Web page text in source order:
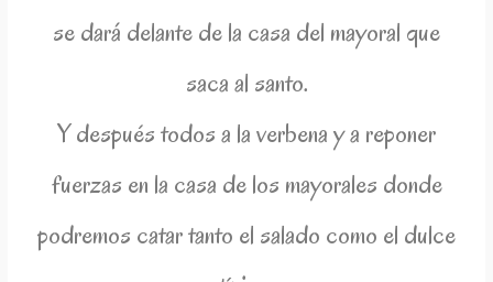
se dará delante de la casa del mayoral que
saca al santo.
Y después todos a la verbena y a reponer
fuerzas en la casa de los mayorales donde
podremos catar tanto el salado como el dulce